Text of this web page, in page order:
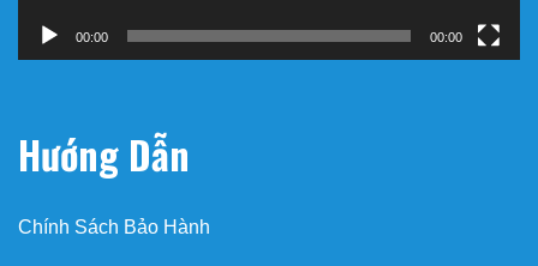
00:00 00:00
Hướng Dẫn
Chính Sách Bảo Hành